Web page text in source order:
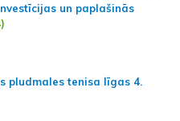
un paplašinās
pludmales tenisa līgas 4.